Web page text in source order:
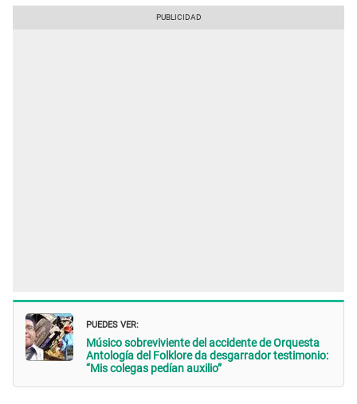
PUEDES VER:
Músico sobreviviente del accidente de Orquesta
Antología del Folklore da desgarrador testimonio:
“Mis colegas pedían auxilio”